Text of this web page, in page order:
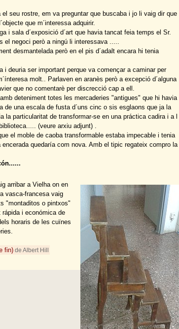
seu rostre, em va preguntar que buscaba i jo li vaig dir que
que m´interessa adquirir.
i sala d´exposició d´art que havia tancat feia temps el Sr.
el negoci però a ningú li interessava .....
desmantelada però en el pis d´adalt encara hi tenia
deuria ser important perque va començar a caminar per
molt.. Parlaven en aranès però a excepció d´alguna
que no comentarè per discrecció cap a ell.
deteniment totes les mercaderies "antigues" que hi havia
una escala de fusta d´uns cinc o sis esglaons que ja la
particularitat de transformar-se en una práctica cadira i a l
(veure arxiu adjunt) .
el moble de caoba transformable estaba impecable i tenia
quedaría com nova. Amb el tipic regateix compro la
arribar a Vielha on en
vasca-francesa vaig
"montaditos o pintxos"
i económica de
horaris de les cuïnes
fin) de Albert Hill